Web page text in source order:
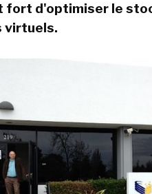
fort d'optimiser le
virtuels.